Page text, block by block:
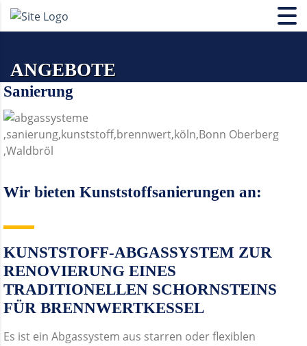
ANGEBOTE
Sanierung
Wir bieten Kunststoffsanierungen an:
KUNSTSTOFF-ABGASSYSTEM ZUR
RENOVIERUNG EINES
TRADITIONELLEN SCHORNSTEINS
FÜR BRENNWERTKESSEL
Es ist ein Abgassystem aus starren oder flexiblen